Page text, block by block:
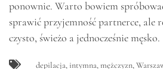
ponownie. Warto bowiem
sprawić przyjemność partnerce, ale
czysto, świeżo a jednocześnie męsko.
depilacja, intymna,mężczyzn,